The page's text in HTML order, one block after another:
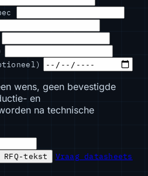
wens, geen bevestigde
en
na technische
RFQ-tekst
Vraag datasheets